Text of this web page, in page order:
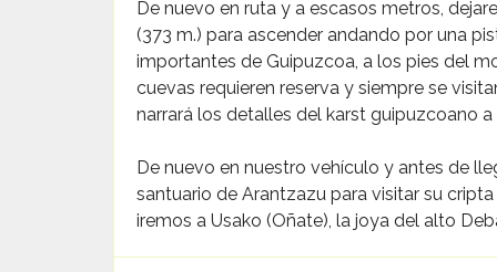
De nuevo en ruta y a escasos metros,
(373 m.) para ascender andando por una
importantes de Guipuzcoa, a los pies del
cuevas requieren reserva y siempre se
narrará los detalles del karst guipuzcoano
De nuevo en nuestro vehículo y antes de
santuario de Arantzazu para visitar su
iremos a Usako (Oñate), la joya del alto